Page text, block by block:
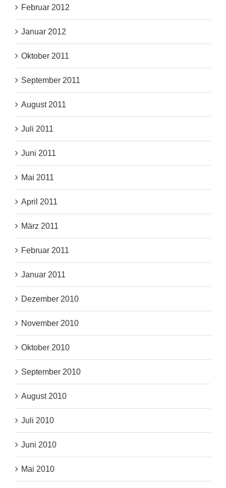
Februar 2012
Januar 2012
Oktober 2011
September 2011
August 2011
Juli 2011
Juni 2011
Mai 2011
April 2011
März 2011
Februar 2011
Januar 2011
Dezember 2010
November 2010
Oktober 2010
September 2010
August 2010
Juli 2010
Juni 2010
Mai 2010